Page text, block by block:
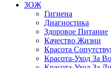
ЗОЖ
Гигиена
Диагностика
Здоровое Питание
Качество Жизни
Красота
Красота-Уход За